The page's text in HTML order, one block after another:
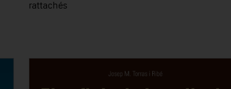
rattachés